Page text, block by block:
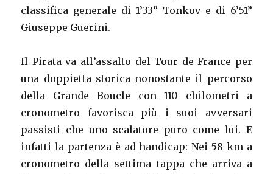
classifica generale di 1’33” Tonkov e di 6’51”
Giuseppe Guerini.
Il Pirata va all’assalto del Tour de France per
una doppietta storica nonostante il percorso
della Grande Boucle con 110 chilometri a
cronometro favorisca più i suoi avversari
passisti che uno scalatore puro come lui. E
infatti la partenza è ad handicap: Nei 58 km a
cronometro della settima tappa che arriva a